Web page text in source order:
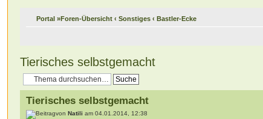
Portal »Foren-Übersicht ‹ Sonstiges ‹ Bastler-Ecke
Tierisches selbstgemacht
Tierisches selbstgemacht
vonNatili am 04.01.2014, 12:38